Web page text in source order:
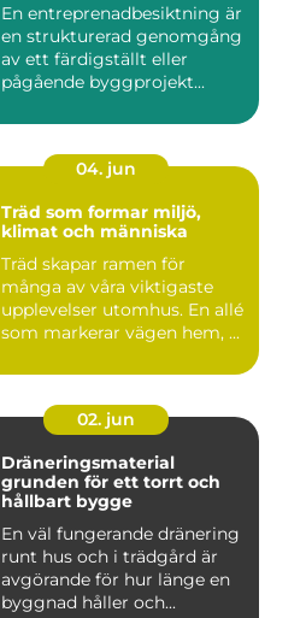
En entreprenadbesiktning är
en strukturerad genomgång
av ett färdigställt eller
pågående byggprojekt...
04. jun
Träd som formar miljö,
klimat och människa
Träd skapar ramen för
många av våra viktigaste
upplevelser utomhus. En allé
som markerar vägen hem, ...
02. jun
Dräneringsmaterial
grunden för ett torrt och
hållbart bygge
En väl fungerande dränering
runt hus och i trädgård är
avgörande för hur länge en
byggnad håller och...